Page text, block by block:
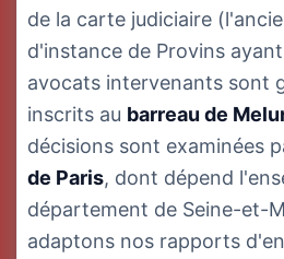
de la carte judiciaire
d'instance de Provins
avocats intervenants sont
inscrits au barreau de
décisions sont examinées
de Paris, dont dépend
département de Seine-et-
adaptons nos rapports